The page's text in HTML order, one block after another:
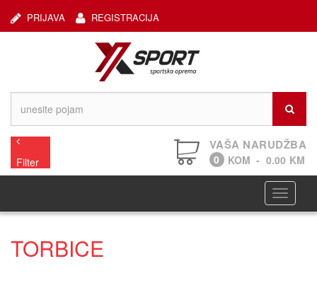
REGISTRACIJA
PRIJAVA
Filter
VAŠA NARUDŽBA
0 KOM - 0.00 KM
TORBICE